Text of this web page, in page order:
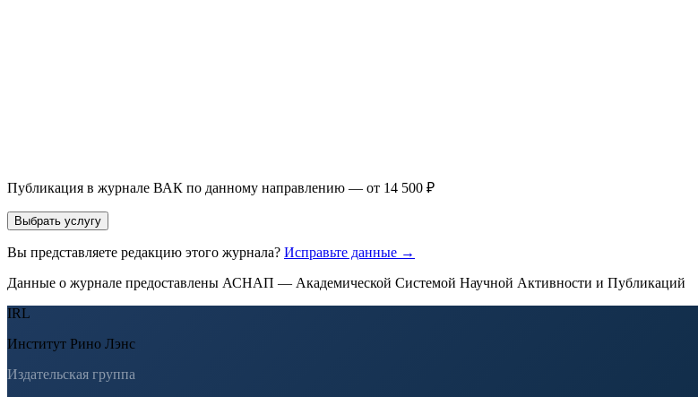
Публикация в журнале ВАК по данному направлению — от 14 500 ₽
Выбрать услугу
Вы представляете редакцию этого журнала? Исправьте данные →
Данные о журнале предоставлены АСНАП — Академической Системой Научной Активности и Публикаций
IRL
Институт Рино Лэнс
Издательская группа